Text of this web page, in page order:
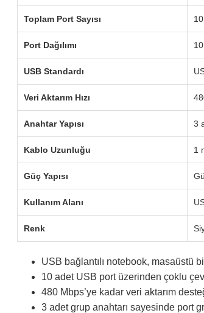
Toplam Port Sayısı
Port Dağılımı
USB Standardı
Veri Aktarım Hızı
Anahtar Yapısı 3
Kablo Uzunluğu 1
Güç Yapısı
Kullanım Alanı
Renk
USB bağlantılı notebook, masaüstü
10 adet USB port üzerinden çoklu
480 Mbps’ye kadar veri aktarım
3 adet grup anahtarı sayesinde port